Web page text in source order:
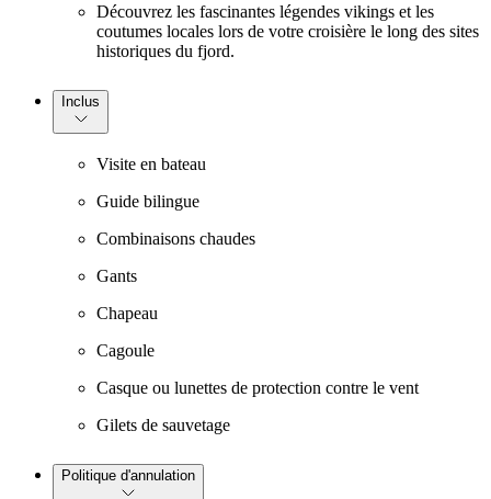
Découvrez les fascinantes légendes vikings et les
coutumes locales lors de votre croisière le long des sites
historiques du fjord.
Inclus
Visite en bateau
Guide bilingue
Combinaisons chaudes
Gants
Chapeau
Cagoule
Casque ou lunettes de protection contre le vent
Gilets de sauvetage
Politique d'annulation